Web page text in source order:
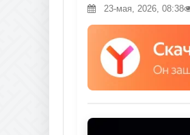
23-мая, 2026, 08:38